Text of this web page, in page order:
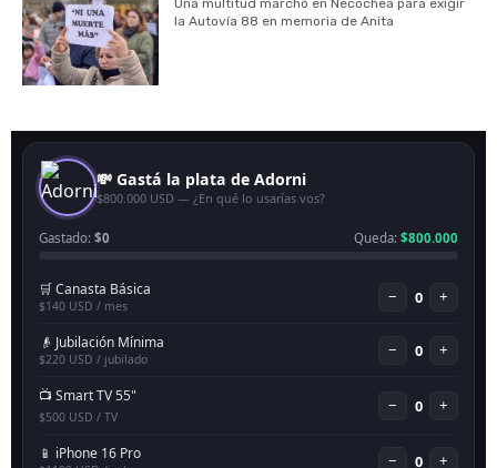
Una multitud marchó en Necochea para exigir
la Autovía 88 en memoria de Anita